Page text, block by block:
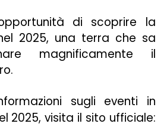
di scoprire la
2025, una terra che sa
magnificamente il
sugli eventi in
2025, visita il sito ufficiale: